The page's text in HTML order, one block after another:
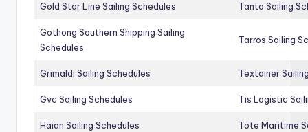
Gold Star Line Sailing Schedules Tanto Sailing
Gothong Southern Shipping Sailing
Schedules
Tarros Sailing
Grimaldi Sailing Schedules Textainer
Gvc Sailing Schedules Tis Logistic
Haian Sailing Schedules Tote Maritime